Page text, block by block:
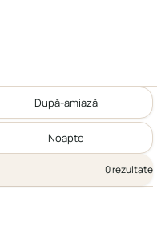
După-amiază
Noapte
0 rezultate